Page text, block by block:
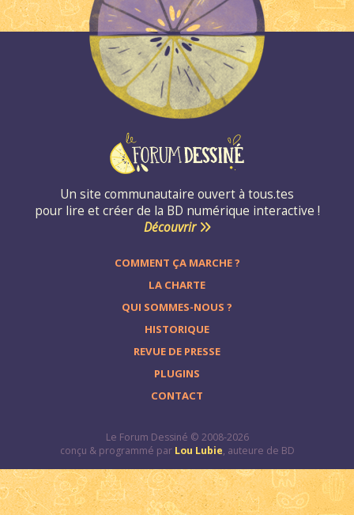
Un site communautaire ouvert à tous.tes
pour lire et créer de la BD numérique interactive !
Découvrir
COMMENT ÇA MARCHE ?
LA CHARTE
QUI SOMMES-NOUS ?
HISTORIQUE
REVUE DE PRESSE
PLUGINS
CONTACT
Le Forum Dessiné © 2008-2026
conçu & programmé par Lou Lubie, auteure de BD